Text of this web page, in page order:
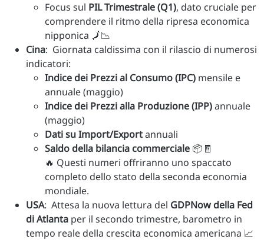
Focus sul PIL Trimestrale (Q1), dato cruciale per
comprendere il ritmo della ripresa economica
nipponica 🗾📉
Cina: Giornata caldissima con il rilascio di numerosi
indicatori:
Indice dei Prezzi al Consumo (IPC) mensile e
annuale (maggio)
Indice dei Prezzi alla Produzione (IPP)annuale
(maggio)
Dati su Import/Exportannuali
Saldo della bilancia commerciale 📦🧾
🔥 Questi numeri offriranno uno spaccato
completo dello stato della seconda economia
mondiale.
USA: Attesa la nuova lettura del GDPNow della Fed
di Atlanta per il secondo trimestre, barometro in
tempo reale della crescita economica americana 📈